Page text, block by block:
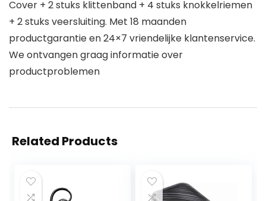
Cover + 2 stuks klittenband + 4 stuks knokkelriemen
+ 2 stuks veersluiting. Met 18 maanden
productgarantie en 24×7 vriendelijke klantenservice.
We ontvangen graag informatie over
productproblemen
Related Products